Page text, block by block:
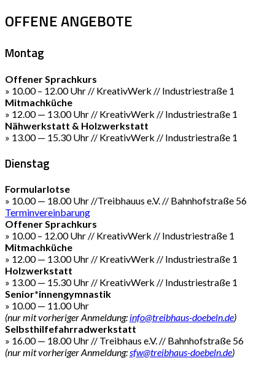
OFFENE ANGEBOTE
Montag
Offener Sprachkurs
» 10.00 – 12.00 Uhr // KreativWerk // Industriestraße 1
Mitmachküche
» 12.00 — 13.00 Uhr // KreativWerk // Industriestraße 1
Nähwerkstatt & Holzwerkstatt
» 13.00 — 15.30 Uhr // KreativWerk // Industriestraße 1
Dienstag
Formularlotse
» 10.00 — 18.00 Uhr //Treibhauus e.V. // Bahnhofstraße 56
Terminvereinbarung
Offener Sprachkurs
» 10.00 – 12.00 Uhr // KreativWerk // Industriestraße 1
Mitmachküche
» 12.00 — 13.00 Uhr // KreativWerk // Industriestraße 1
Holzwerkstatt
» 13.00 — 15.30 Uhr // KreativWerk // Industriestraße 1
Senior*innengymnastik
» 10.00 — 11.00 Uhr
(nur mit vorheriger Anmeldung: info@treibhaus-doebeln.de)
Selbsthilfefahrradwerkstatt
» 16.00 — 18.00 Uhr // Treibhaus e.V. // Bahnhofstraße 56
(nur mit vorheriger Anmeldung:sfw@treibhaus-doebeln.de)